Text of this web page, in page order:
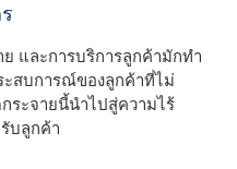
และการบริการลูกค้ามักทํา
ะสบการณ์ของลูกค้าที่ไม่
ระจายนี้นําไปสู่ความไร้
บลูกค้า